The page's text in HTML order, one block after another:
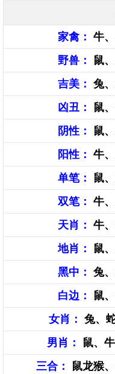
家禽： 牛
野兽： 鼠
吉美： 兔
凶丑： 鼠
阴性： 鼠
阳性： 牛
单笔： 鼠
双笔： 牛
天肖： 牛
地肖： 鼠
黑中： 兔
白边： 鼠
女肖： 兔、
男肖： 鼠、
三合： 鼠龙猴